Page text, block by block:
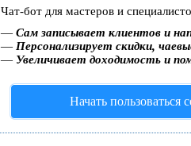
Чат-бот для мастеров и
— Сам записывает клиентов и
— Персонализирует скидки,
— Увеличивает доходимость и
Начать пользоваться